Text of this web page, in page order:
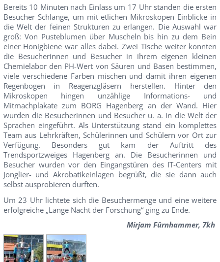
Bereits 10 Minuten nach Einlass um 17 Uhr standen die ersten
Besucher Schlange, um mit etlichen Mikroskopen Einblicke in
die Welt der feinen Strukturen zu erlangen. Die Auswahl war
groß: Von Pusteblumen über Muscheln bis hin zu dem Bein
einer Honigbiene war alles dabei. Zwei Tische weiter konnten
die Besucherinnen und Besucher in ihrem eigenen kleinen
Chemielabor den PH-Wert von Säuren und Basen bestimmen,
viele verschiedene Farben mischen und damit ihren eigenen
Regenbogen in Reagenzgläsern herstellen. Hinter den
Mikroskopen hingen unzählige Informations- und
Mitmachplakate zum BORG Hagenberg an der Wand. Hier
wurden die Besucherinnen und Besucher u. a. in die Welt der
Sprachen eingeführt. Als Unterstützung stand ein komplettes
Team aus Lehrkräften, Schülerinnen und Schülern vor Ort zur
Verfügung. Besonders gut kam der Auftritt des
Trendsportzweiges Hagenberg an. Die Besucherinnen und
Besucher wurden vor den Eingangstüren des IT-Centers mit
Jonglier- und Akrobatikeinlagen begrüßt, die sie dann auch
selbst ausprobieren durften.
Um 23 Uhr lichtete sich die Besuchermenge und eine weitere
erfolgreiche „Lange Nacht der Forschung“ ging zu Ende.
Mirjam Fürnhammer, 7kh